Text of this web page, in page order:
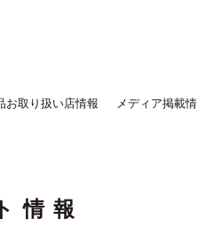
お取り扱い店情報 メディア掲載
情報